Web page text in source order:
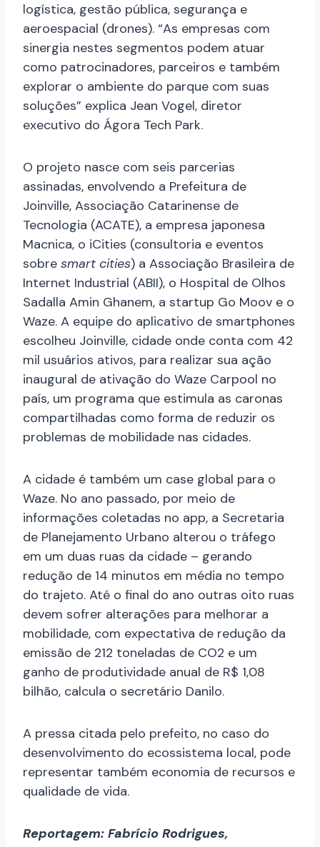
logística, gestão pública, segurança e
aeroespacial (drones). “As empresas com
sinergia nestes segmentos podem atuar
como patrocinadores, parceiros e também
explorar o ambiente do parque com suas
soluções” explica Jean Vogel, diretor
executivo do Ágora Tech Park.
O projeto nasce com seis parcerias
assinadas, envolvendo a Prefeitura de
Joinville, Associação Catarinense de
Tecnologia (ACATE), a empresa japonesa
Macnica, o iCities (consultoria e eventos
sobre smart cities) a Associação Brasileira de
Internet Industrial (ABII), o Hospital de Olhos
Sadalla Amin Ghanem, a startup Go Moov e o
Waze. A equipe do aplicativo de smartphones
escolheu Joinville, cidade onde conta com 42
mil usuários ativos, para realizar sua ação
inaugural de ativação do Waze Carpool no
país, um programa que estimula as caronas
compartilhadas como forma de reduzir os
problemas de mobilidade nas cidades.
A cidade é também um case global para o
Waze. No ano passado, por meio de
informações coletadas no app, a Secretaria
de Planejamento Urbano alterou o tráfego
em um duas ruas da cidade – gerando
redução de 14 minutos em média no tempo
do trajeto. Até o final do ano outras oito ruas
devem sofrer alterações para melhorar a
mobilidade, com expectativa de redução da
emissão de 212 toneladas de CO2 e um
ganho de produtividade anual de R$ 1,08
bilhão, calcula o secretário Danilo.
A pressa citada pelo prefeito, no caso do
desenvolvimento do ecossistema local, pode
representar também economia de recursos e
qualidade de vida.
Reportagem: Fabrício Rodrigues,